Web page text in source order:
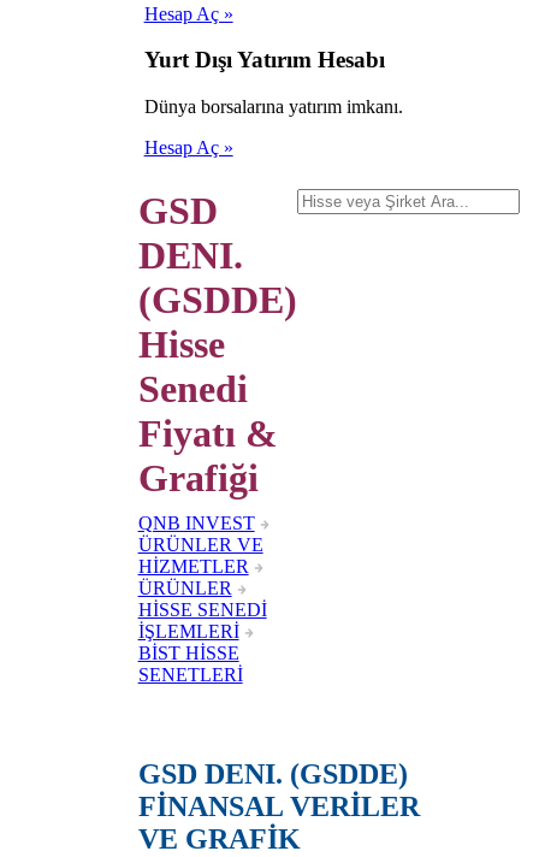
Hesap Aç »
Yurt Dışı Yatırım Hesabı
Dünya borsalarına yatırım imkanı.
Hesap Aç »
GSD
DENI.
(GSDDE)
Hisse
Senedi
Fiyatı &
Grafiği
QNB INVEST
ÜRÜNLER VE
HİZMETLER
ÜRÜNLER
HİSSE SENEDİ
İŞLEMLERİ
BİST HİSSE
SENETLERİ
GSD DENI. (GSDDE)
FİNANSAL VERİLER
VE GRAFİK